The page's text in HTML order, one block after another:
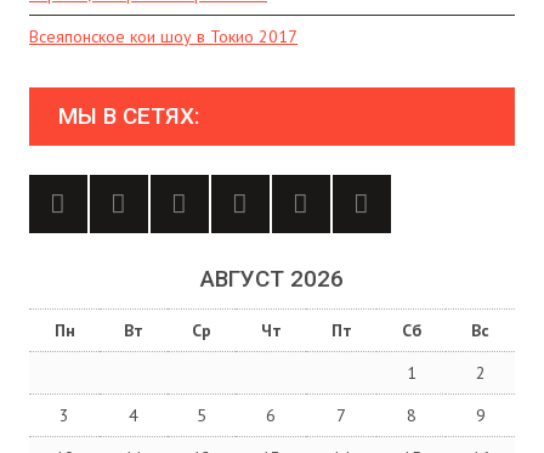
Всеяпонское кои шоу в Токио 2017
МЫ В СЕТЯХ:
АВГУСТ 2026
Пн Вт Ср Чт Пт Сб
Вс
1
2
3
4 5 6 7 8
9